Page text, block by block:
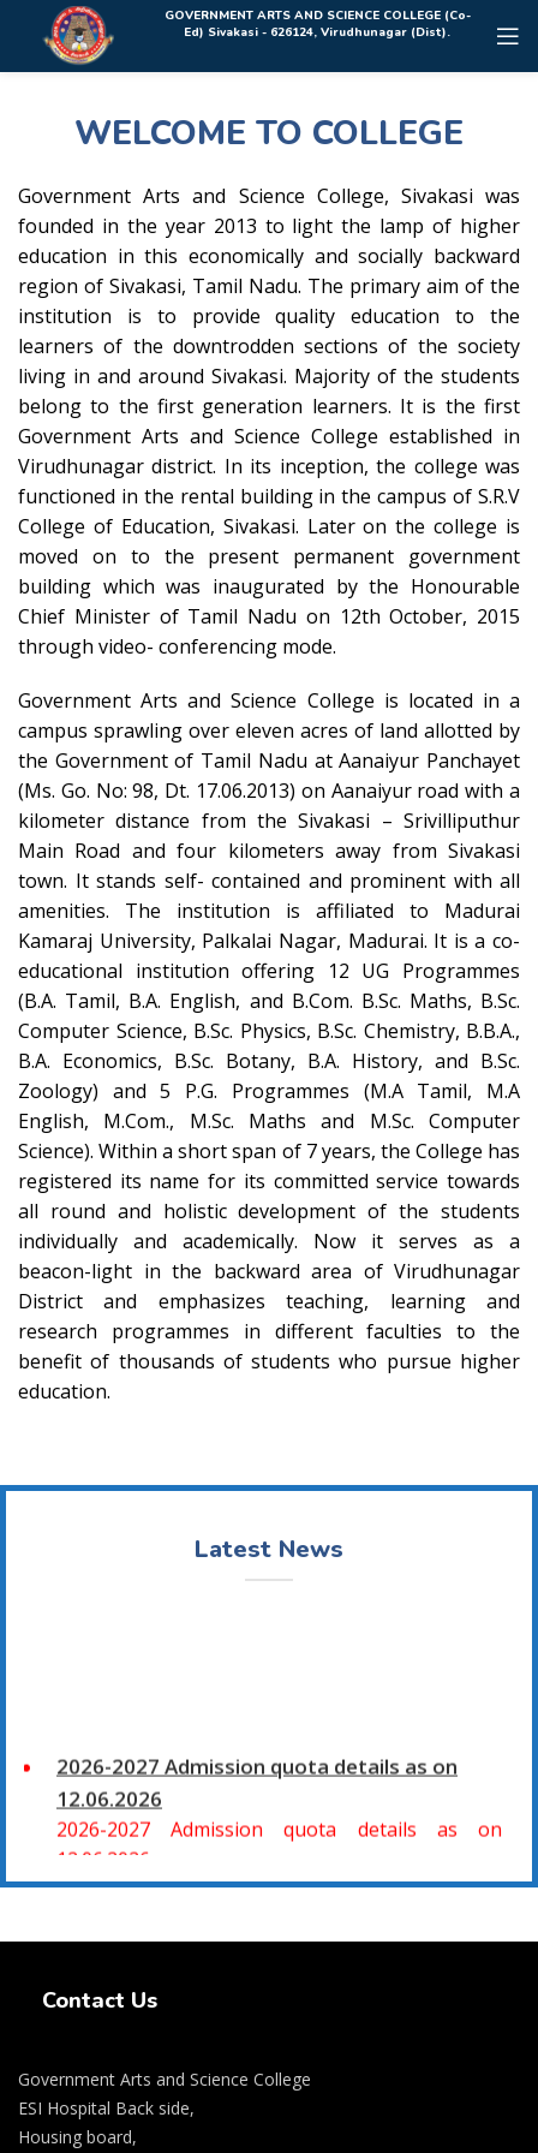
Rolex Replica Uhren DeutschlandGOVERNMENT ARTS AND SCIENCE COLLEGE (Co-
Ed) Sivakasi - 626124, Virudhunagar (Dist).
WELCOME TO COLLEGE
Government Arts and Science College, Sivakasi was
founded in the year 2013 to light the lamp of higher
education in this economically and socially backward
region of Sivakasi, Tamil Nadu. The primary aim of the
institution is to provide quality education to the
learners of the downtrodden sections of the society
living in and around Sivakasi. Majority of the students
belong to the first generation learners. It is the first
Government Arts and Science College established in
Virudhunagar district. In its inception, the college was
functioned in the rental building in the campus of S.R.V
College of Education, Sivakasi. Later on the college is
moved on to the present permanent government
building which was inaugurated by the Honourable
Chief Minister of Tamil Nadu on 12th October, 2015
through video- conferencing mode.
Government Arts and Science College is located in a
campus sprawling over eleven acres of land allotted by
the Government of Tamil Nadu at Aanaiyur Panchayet
(Ms. Go. No: 98, Dt. 17.06.2013) on Aanaiyur road with a
kilometer distance from the Sivakasi – Srivilliputhur
Main Road and four kilometers away from Sivakasi
town. It stands self- contained and prominent with all
amenities. The institution is affiliated to Madurai
Kamaraj University, Palkalai Nagar, Madurai. It is a co-
educational institution offering 12 UG Programmes
(B.A. Tamil, B.A. English, and B.Com. B.Sc. Maths, B.Sc.
Computer Science, B.Sc. Physics, B.Sc. Chemistry, B.B.A.,
B.A. Economics, B.Sc. Botany, B.A. History, and B.Sc.
Zoology) and 5 P.G. Programmes (M.A Tamil, M.A
English, M.Com., M.Sc. Maths and M.Sc. Computer
Science). Within a short span of 7 years, the College has
registered its name for its committed service towards
all round and holistic development of the students
individually and academically. Now it serves as a
beacon-light in the backward area of Virudhunagar
District and emphasizes teaching, learning and
research programmes in different faculties to the
benefit of thousands of students who pursue higher
education.
Latest News
2026-2027 Admission quota details as on
12.06.2026
2026-2027 Admission quota details as on
12.06.2026
சிவகாசி, அரசு கலை மற்றும் அறிவியல் கல்லூரியில்
08.06.2026 அன்று B.Sc., கணிதம், B.Sc., கணினி
விலங்கியல் ஆகிய அறிவியல் பாடப்பிரிவுகளுக்கும்,
09.06.2026 அன்று B.Com., வணிகவியல், B.B.A.,
வணிக நிர்வாகவியல், B.A., பொருளியல், B.A., வரலாறு
Contact Us
Government Arts and Science College
ESI Hospital Back side,
Housing board,